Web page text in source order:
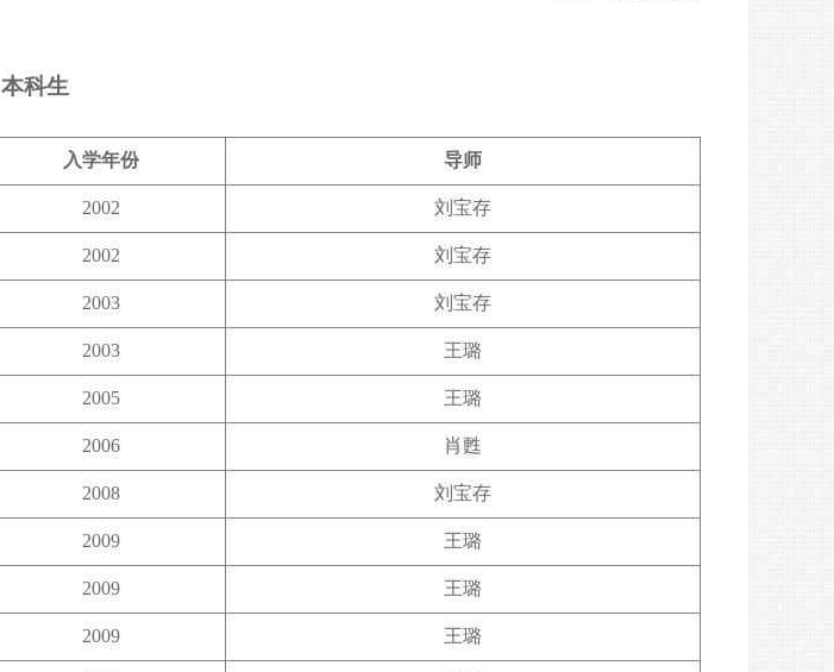
本科生
入学年份 导师
2002 刘宝存
2002 刘宝存
2003 刘宝存
2003 王璐
2005 王璐
2006 肖甦
2008 刘宝存
2009 王璐
2009 王璐
2009 王璐